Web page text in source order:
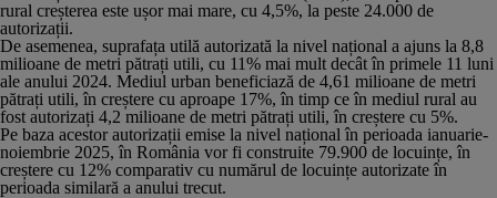
rural creșterea este ușor mai mare, cu 4,5%, la peste 24.000 de
autorizații.
De asemenea, suprafața utilă autorizată la nivel național a ajuns la 8,8
milioane de metri pătrați utili, cu 11% mai mult decât în primele 11 luni
ale anului 2024. Mediul urban beneficiază de 4,61 milioane de metri
pătrați utili, în creștere cu aproape 17%, în timp ce în mediul rural au
fost autorizați 4,2 milioane de metri pătrați utili, în creștere cu 5%.
Pe baza acestor autorizații emise la nivel național în perioada ianuarie-
noiembrie 2025, în România vor fi construite 79.900 de locuințe, în
creștere cu 12% comparativ cu numărul de locuințe autorizate în
perioada similară a anului trecut.